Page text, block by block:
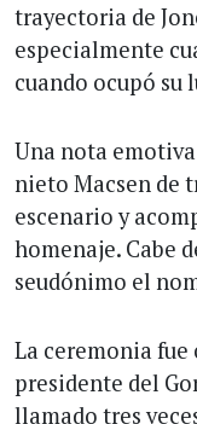
trayectoria de
especialmente
cuando ocupó su
Una nota
nieto Macsen de
escenario y
homenaje. Cabe
seudónimo el
La ceremonia fue
presidente del
llamado tres